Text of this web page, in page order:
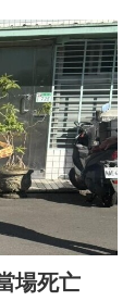
場死亡